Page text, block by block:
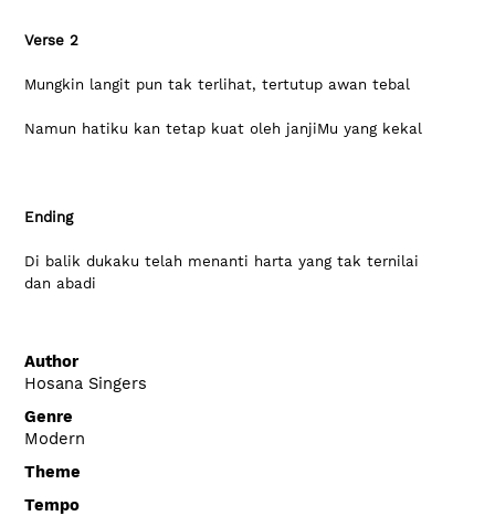
Verse 2
Mungkin langit pun tak terlihat, tertutup awan tebal
Namun hatiku kan tetap kuat oleh janjiMu yang kekal
Ending
Di balik dukaku telah menanti harta yang tak ternilai
dan abadi
Author
Hosana Singers
Genre
Modern
Theme
Tempo